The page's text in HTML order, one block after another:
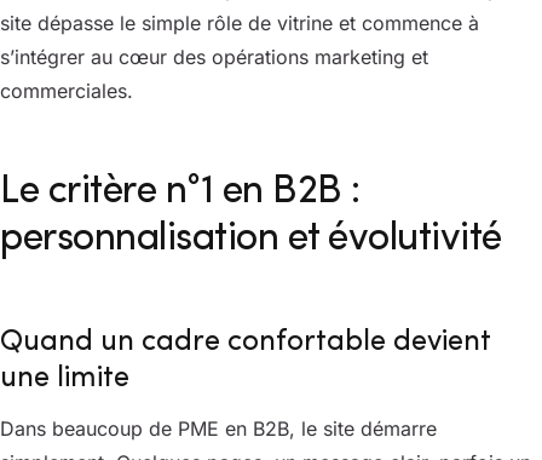
site dépasse le simple rôle de vitrine et commence à
s’intégrer au cœur des opérations marketing et
commerciales.
Le critère n°1 en B2B :
personnalisation et évolutivité
Quand un cadre confortable devient
une limite
Dans beaucoup de PME en B2B, le site démarre